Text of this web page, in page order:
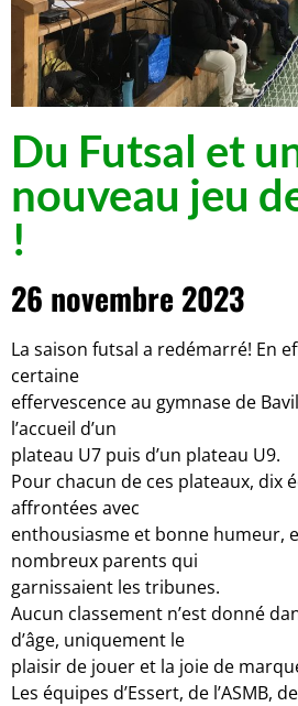
Du Futsal et
nouveau jeu
!
26 novembre 2023
La saison futsal a redémarré! En
certaine
effervescence au gymnase de
l’accueil d’un
plateau U7 puis d’un plateau U9.
Pour chacun de ces plateaux, dix
affrontées avec
enthousiasme et bonne humeur,
nombreux parents qui
garnissaient les tribunes.
Aucun classement n’est donné
d’âge, uniquement le
plaisir de jouer et la joie de
Les équipes d’Essert, de l’ASMB,